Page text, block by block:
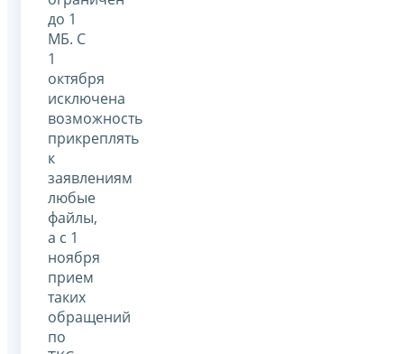
до 1
МБ. С
1
октября
исключена
возможность
прикреплять
к
заявлениям
любые
файлы,
а с 1
ноября
прием
таких
обращений
по